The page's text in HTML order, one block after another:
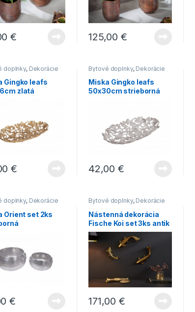
€ 125,00 €
doplnky, Dekorácie
Gingko leafs
zlatá
€
Bytové doplnky, Dekorácie
Miska Gingko leafs
50x30cm strieborná
42,00 €
doplnky, Dekorácie
Novinky
Orient set 2ks
€
Bytové doplnky, Dekorácie
do bytu
Novinky
Nástenná dekorácia
Fische Koi set 3ks antik
zlatá
171,00 €
INŠPIRÁCIE, Produkty v realizáciach
októbra 2021